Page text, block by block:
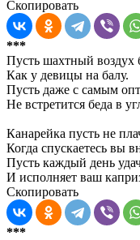
Скопировать
***
Пусть шахтный воздух
Как у девицы на балу.
Пусть даже с самым
Не встретится беда в
Канарейка пусть не
Когда спускаетесь вы
Пусть каждый день
И исполняет ваш
Скопировать
***